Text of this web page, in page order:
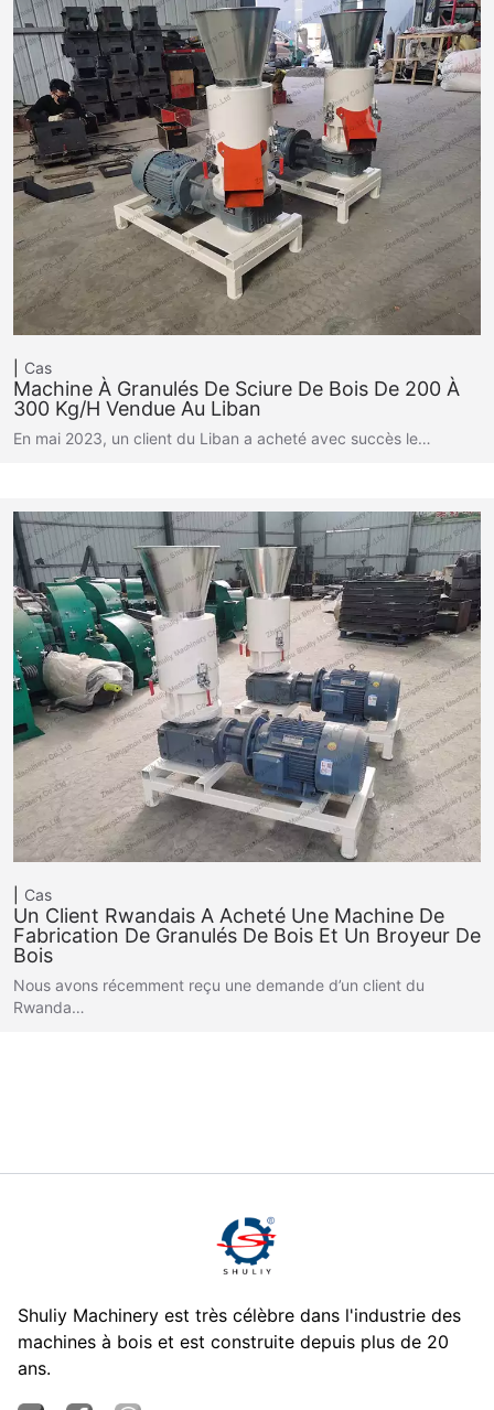
Cas
Machine À Granulés De Sciure De Bois De 200 À
300 Kg/h Vendue Au Liban
En mai 2023, un client du Liban a acheté avec succès le…
Cas
Un Client Rwandais A Acheté Une Machine De
Fabrication De Granulés De Bois Et Un Broyeur De
Bois
Nous avons récemment reçu une demande d’un client du
Rwanda…
Shuliy Machinery est très célèbre dans l'industrie des
machines à bois et est construite depuis plus de 20
ans.